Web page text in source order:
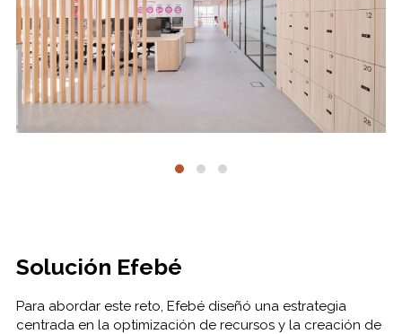
Solución Efebé
Para abordar este reto, Efebé diseñó una estrategia
centrada en la optimización de recursos y la creación de